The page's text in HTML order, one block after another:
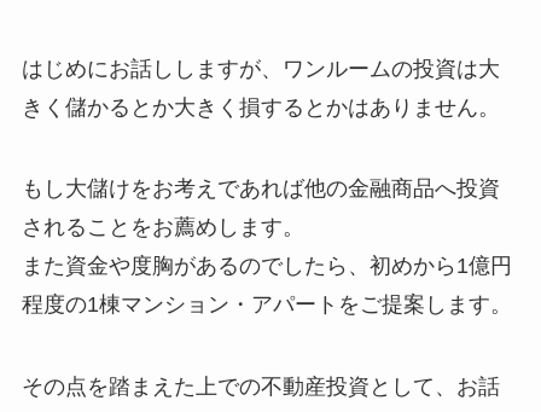
はじめにお話ししますが、ワンルームの投資は大
きく儲かるとか大きく損するとかはありません。
もし大儲けをお考えであれば他の金融商品へ投資
されることをお薦めします。
また資金や度胸があるのでしたら、初めから1億円
程度の1棟マンション・アパートをご提案します。
その点を踏まえた上での不動産投資として、お話